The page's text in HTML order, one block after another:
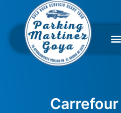
contenido